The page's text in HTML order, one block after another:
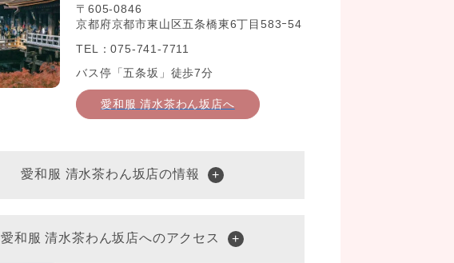
〒605-0846
京都府京都市東山区五条橋東6丁目583ｰ54
TEL：075-741-7711
バス停「五条坂」徒歩7分
愛和服 清水茶わん坂店へ
愛和服 清水茶わん坂店の情報
愛和服 清水茶わん坂店へのアクセス